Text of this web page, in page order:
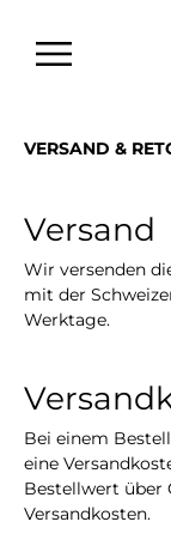
VERSAND &
Versand
Wir versenden
mit der
Werktage.
Bei einem
eine
Bestellwert über
Versandkosten.